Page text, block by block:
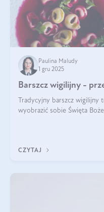
Paulina Maludy
1 gru 2025
Barszcz wigilijny -
Tradycyjny barszcz
wyobrazić sobie Święta
CZYTAJ